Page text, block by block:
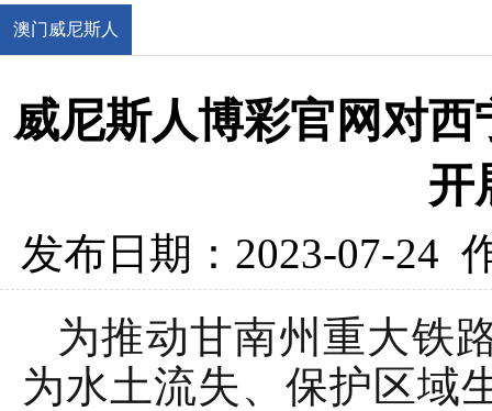
澳门威尼斯人
威尼斯人博彩官网对
开
发布日期：2023-07-24
为推动甘南州重大铁
为水土流失、保护区域